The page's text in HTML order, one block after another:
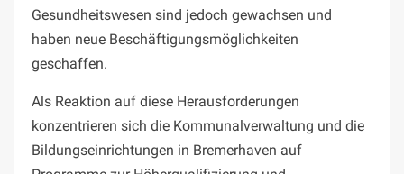
Gesundheitswesen sind jedoch gewachsen und
haben neue Beschäftigungsmöglichkeiten
geschaffen.
Als Reaktion auf diese Herausforderungen
konzentrieren sich die Kommunalverwaltung und die
Bildungseinrichtungen in Bremerhaven auf